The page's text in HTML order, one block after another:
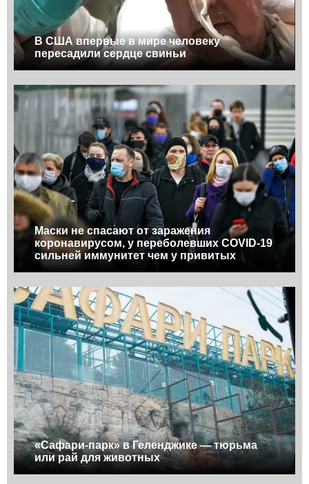
В США впервые в мире человеку
пересадили сердце свиньи
Маски не спасают от заражения
коронавирусом, у переболевших COVID-19
сильней иммунитет чем у привитых
«Сафари-парк» в Геленджике — тюрьма
или рай для животных